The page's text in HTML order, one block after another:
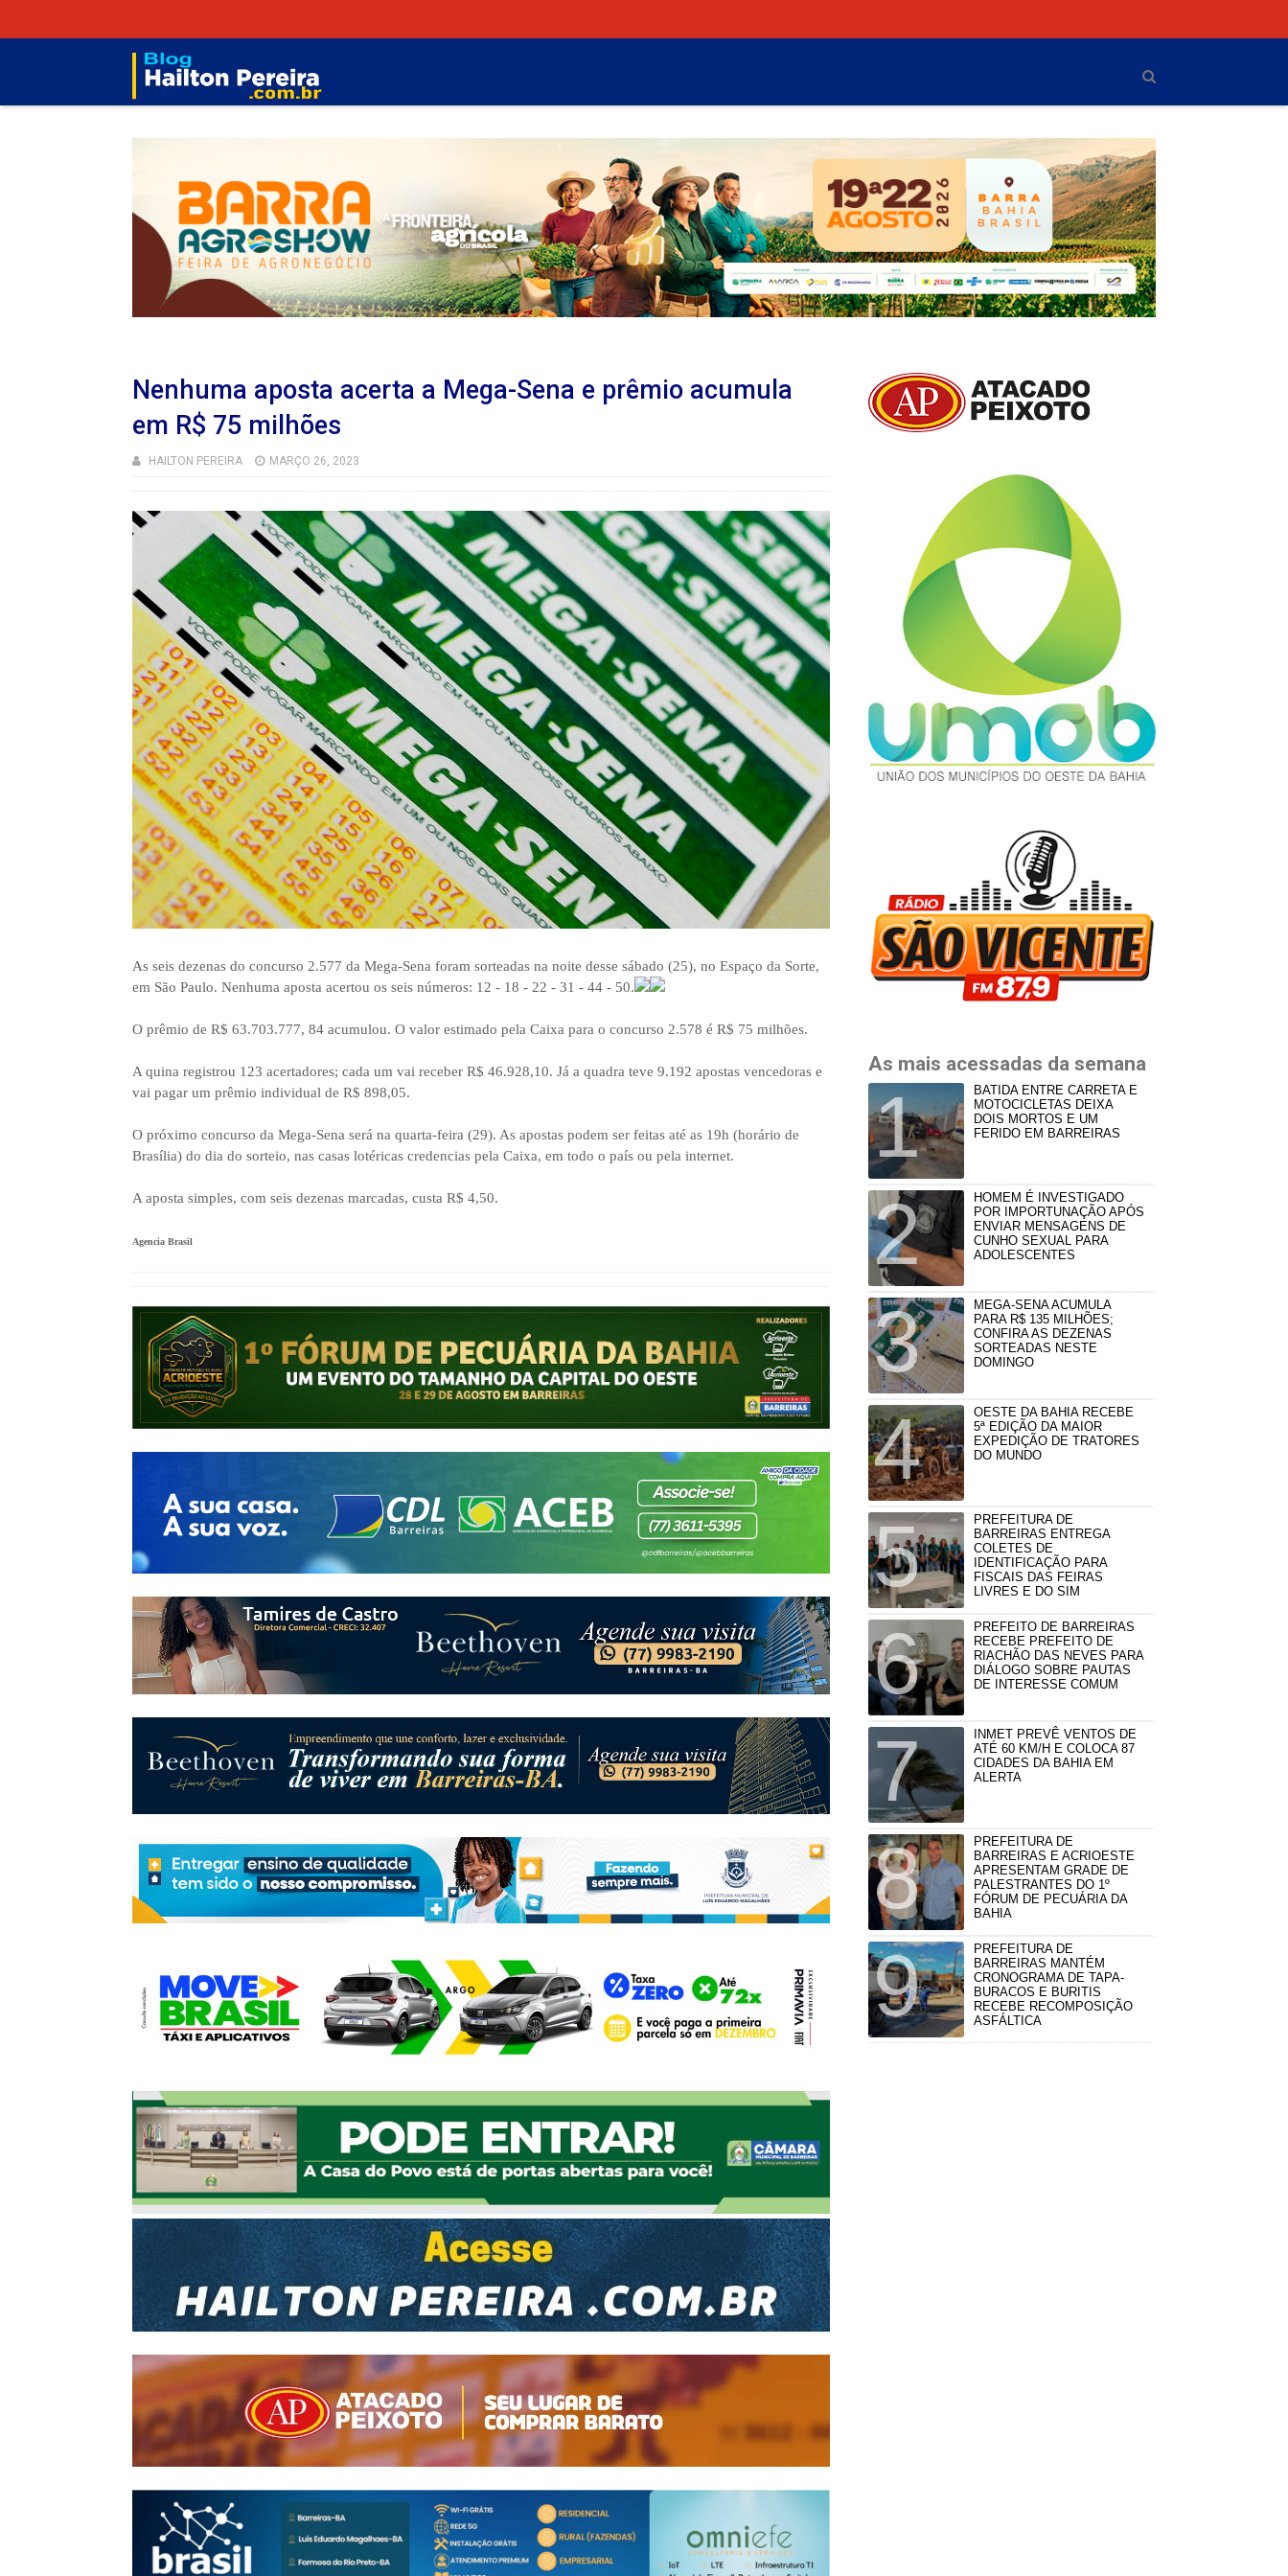
Nenhuma aposta acerta a Mega-Sena e prêmio acumula
em R$ 75 milhões
HAILTON PEREIRA MARÇO 26, 2023
As seis dezenas do concurso 2.577 da Mega-Sena foram sorteadas na noite desse sábado (25), no Espaço da Sorte,
em São Paulo. Nenhuma aposta acertou os seis números: 12 - 18 - 22 - 31 - 44 - 50.
O prêmio de R$ 63.703.777, 84 acumulou. O valor estimado pela Caixa para o concurso 2.578 é R$ 75 milhões.
A quina registrou 123 acertadores; cada um vai receber R$ 46.928,10. Já a quadra teve 9.192 apostas vencedoras e
vai pagar um prêmio individual de R$ 898,05.
O próximo concurso da Mega-Sena será na quarta-feira (29). As apostas podem ser feitas até as 19h (horário de
Brasília) do dia do sorteio, nas casas lotéricas credencias pela Caixa, em todo o país ou pela internet.
A aposta simples, com seis dezenas marcadas, custa R$ 4,50.
Agencia Brasil
As mais acessadas da semana
BATIDA ENTRE CARRETA E
MOTOCICLETAS DEIXA
DOIS MORTOS E UM
FERIDO EM BARREIRAS
HOMEM É INVESTIGADO
POR IMPORTUNAÇÃO APÓS
ENVIAR MENSAGENS DE
CUNHO SEXUAL PARA
ADOLESCENTES
MEGA-SENA ACUMULA
PARA R$ 135 MILHÕES;
CONFIRA AS DEZENAS
SORTEADAS NESTE
DOMINGO
OESTE DA BAHIA RECEBE
5ª EDIÇÃO DA MAIOR
EXPEDIÇÃO DE TRATORES
DO MUNDO
PREFEITURA DE
BARREIRAS ENTREGA
COLETES DE
IDENTIFICAÇÃO PARA
FISCAIS DAS FEIRAS
LIVRES E DO SIM
PREFEITO DE BARREIRAS
RECEBE PREFEITO DE
RIACHÃO DAS NEVES PARA
DIÁLOGO SOBRE PAUTAS
DE INTERESSE COMUM
INMET PREVÊ VENTOS DE
ATÉ 60 KM/H E COLOCA 87
CIDADES DA BAHIA EM
ALERTA
PREFEITURA DE
BARREIRAS E ACRIOESTE
APRESENTAM GRADE DE
PALESTRANTES DO 1º
FÓRUM DE PECUÁRIA DA
BAHIA
PREFEITURA DE
BARREIRAS MANTÉM
CRONOGRAMA DE TAPA-
BURACOS E BURITIS
RECEBE RECOMPOSIÇÃO
ASFÁLTICA